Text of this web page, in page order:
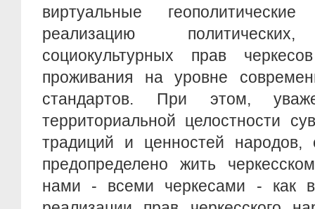
виртуальные
реализацию политических,
социокультурных прав
проживания на уровне
стандартов. При этом,
территориальной целостности
традиций и ценностей народов,
предопределено жить
нами - всеми черкесами - как